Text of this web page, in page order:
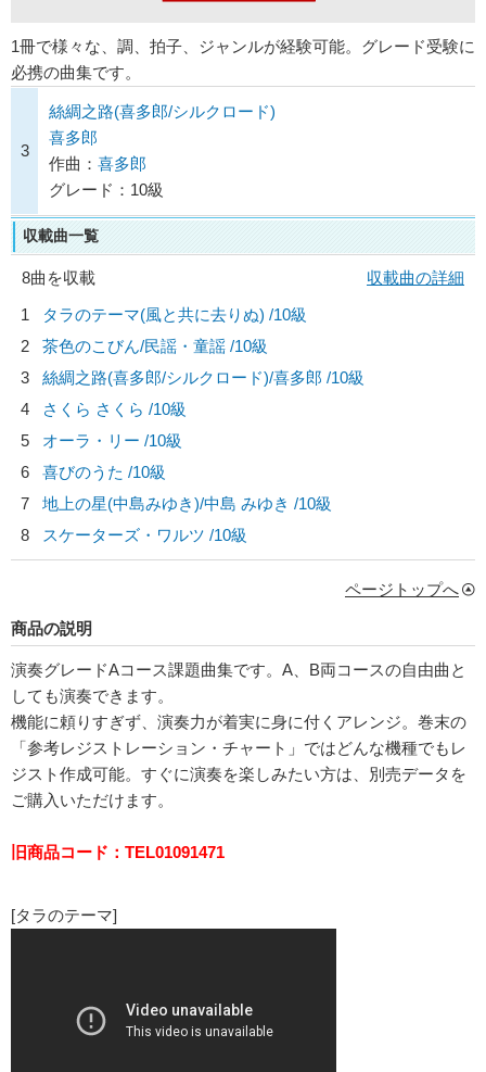
1冊で様々な、調、拍子、ジャンルが経験可能。グレード受験に
必携の曲集です。
3
絲綢之路(喜多郎/シルクロード)
喜多郎
作曲： 喜多郎
グレード：10級
収載曲一覧
8曲を収載
収載曲の詳細
1
タラのテーマ(風と共に去りぬ) /10級
2
茶色のこびん/民謡・童謡 /10級
3
絲綢之路(喜多郎/シルクロード)/喜多郎 /10級
4
さくら さくら /10級
5
オーラ・リー /10級
6
喜びのうた /10級
7
地上の星(中島みゆき)/中島 みゆき /10級
8
スケーターズ・ワルツ /10級
ページトップへ
商品の説明
演奏グレードAコース課題曲集です。A、B両コースの自由曲と
しても演奏できます。
機能に頼りすぎず、演奏力が着実に身に付くアレンジ。巻末の
「参考レジストレーション・チャート」ではどんな機種でもレ
ジスト作成可能。すぐに演奏を楽しみたい方は、別売データを
ご購入いただけます。
旧商品コード：TEL01091471
[タラのテーマ]